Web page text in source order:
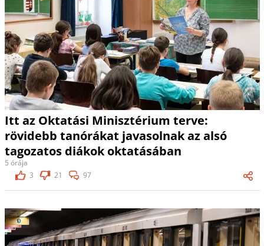
Itt az Oktatási Minisztérium terve:
rövidebb tanórákat javasolnak az alsó
tagozatos diákok oktatásában
5 órája
3
21 97